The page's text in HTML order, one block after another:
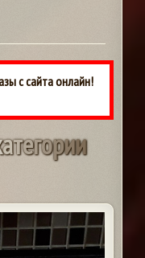
с сайта онлайн!
атегории